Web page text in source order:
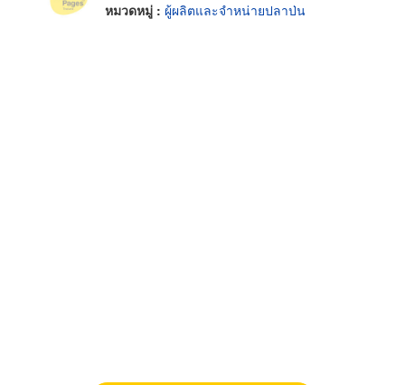
หมวดหมู่ : ผู้ผลิตและจำหน่ายปลาป่น